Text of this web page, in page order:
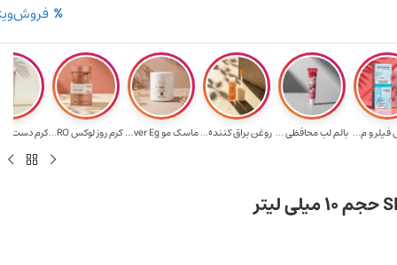
فیلر و م... بالم لب محافظی ... روغن براق کننده... ماسک مو Ever Eg... کرم روز لوکس RO...